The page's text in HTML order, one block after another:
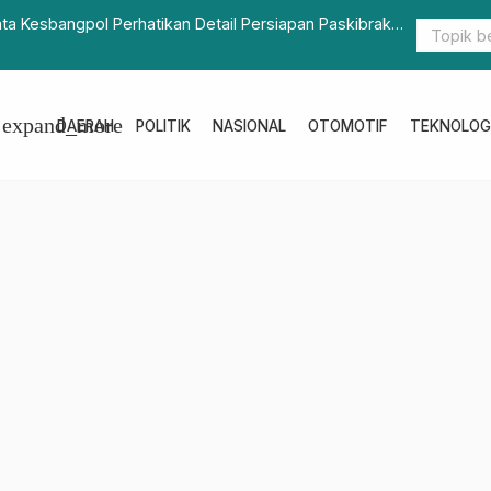
Ajbar, S.P. Dorong Penguatan Pendidikan dan
DAERAH
expand_more POLITIK NASIONAL OTOMOTIF